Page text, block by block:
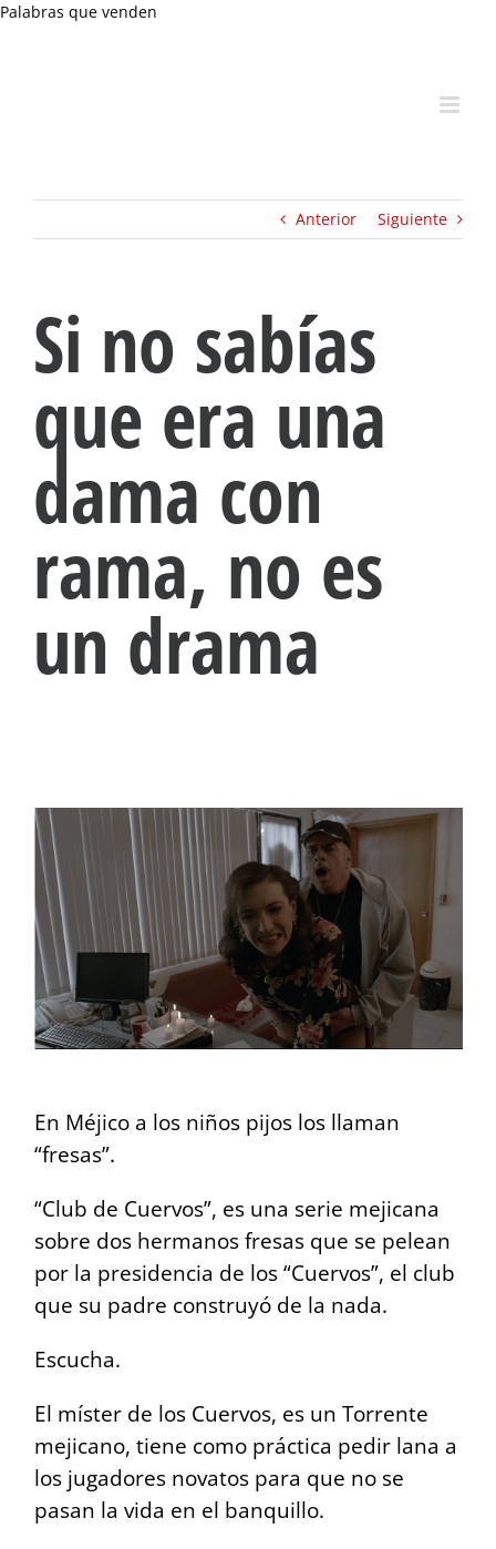
Palabras que venden
Anterior Siguiente
Si no sabías
que era una
dama con
rama, no es
un drama
View
Larger
Image
En Méjico a los niños pijos los llaman
“fresas”.
“Club de Cuervos”, es una serie mejicana
sobre dos hermanos fresas que se pelean
por la presidencia de los “Cuervos”, el club
que su padre construyó de la nada.
Escucha.
El míster de los Cuervos, es un Torrente
mejicano, tiene como práctica pedir lana a
los jugadores novatos para que no se
pasan la vida en el banquillo.